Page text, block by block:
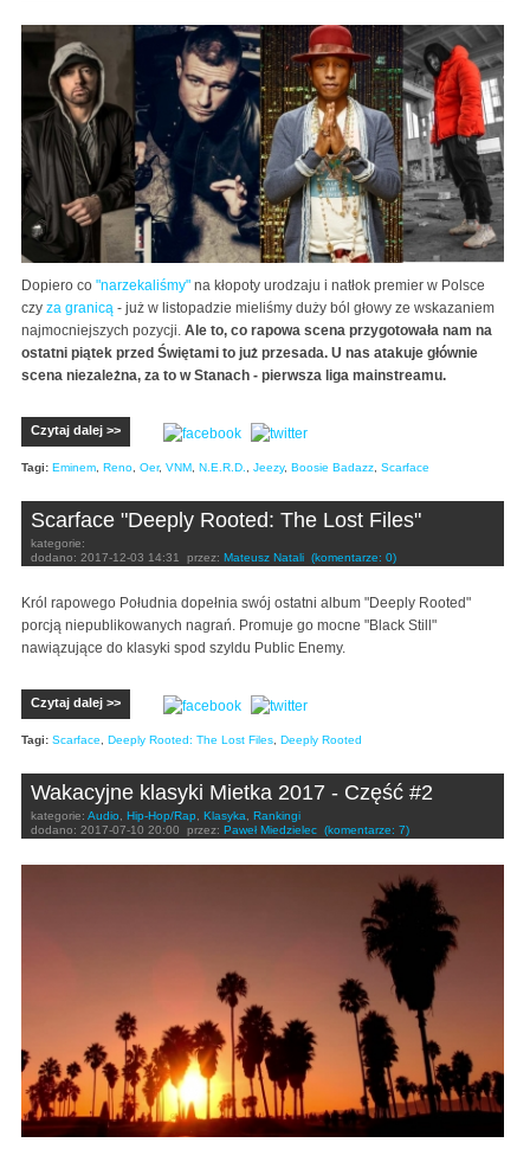
Dopiero co "narzekaliśmy" na kłopoty urodzaju i natłok premier w Polsce
czy za granicą - już w listopadzie mieliśmy duży ból głowy ze wskazaniem
najmocniejszych pozycji. Ale to, co rapowa scena przygotowała nam na
ostatni piątek przed Świętami to już przesada. U nas atakuje głównie
scena niezależna, za to w Stanach - pierwsza liga mainstreamu.
Czytaj dalej >>
Tagi: Eminem Reno Oer, VNM N.E.R.D. Jeezy, Boosie Badazz Scarface
Scarface "Deeply Rooted: The Lost Files"
kategorie:
dodano: 2017-12-03 14:31 przez: Mateusz Natali (komentarze: 0)
Król rapowego Południa dopełnia swój ostatni album "Deeply Rooted"
porcją niepublikowanych nagrań. Promuje go mocne "Black Still"
nawiązujące do klasyki spod szyldu Public Enemy.
Czytaj dalej >>
Tagi: Scarface Deeply Rooted: The Lost Files Deeply Rooted
Wakacyjne klasyki Mietka 2017 - Część #2
kategorie: Audio Hip-Hop/Rap Klasyka
Rankingi
dodano: 2017-07-10 20:00 przez: Paweł Miedzielec (komentarze: 7)